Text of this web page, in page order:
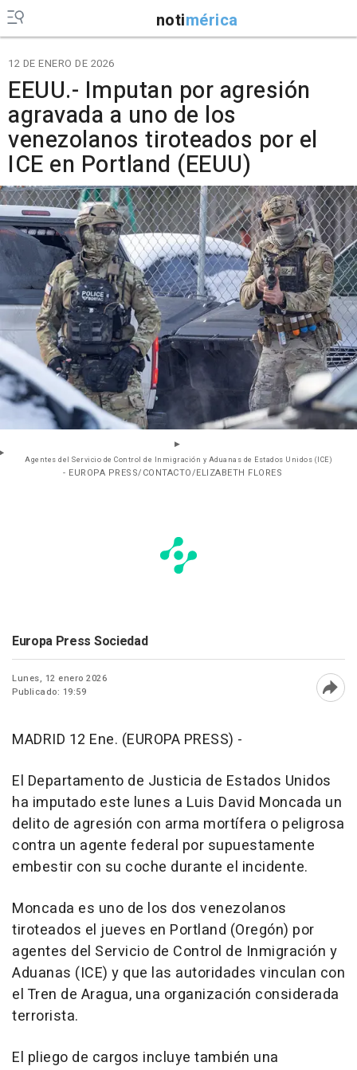
notimérica
12 DE ENERO DE 2026
EEUU.- Imputan por agresión
agravada a uno de los
venezolanos tiroteados por el
ICE en Portland (EEUU)
Agentes del Servicio de Control de Inmigración y Aduanas de Estados Unidos (ICE)
- EUROPA PRESS/CONTACTO/ELIZABETH FLORES
Europa Press Sociedad
Lunes, 12 enero 2026
Publicado: 19:59
MADRID 12 Ene. (EUROPA PRESS) -
El Departamento de Justicia de Estados Unidos
ha imputado este lunes a Luis David Moncada un
delito de agresión con arma mortífera o peligrosa
contra un agente federal por supuestamente
embestir con su coche durante el incidente.
Moncada es uno de los dos venezolanos
tiroteados el jueves en Portland (Oregón) por
agentes del Servicio de Control de Inmigración y
Aduanas (ICE) y que las autoridades vinculan con
el Tren de Aragua, una organización considerada
terrorista.
El pliego de cargos incluye también una